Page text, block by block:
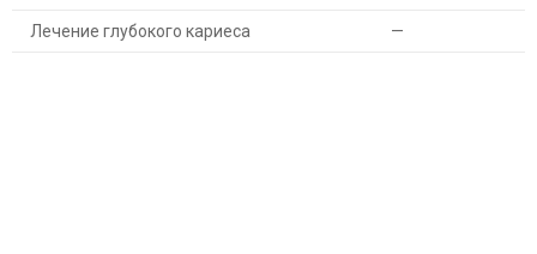
Лечение глубокого кариеса —